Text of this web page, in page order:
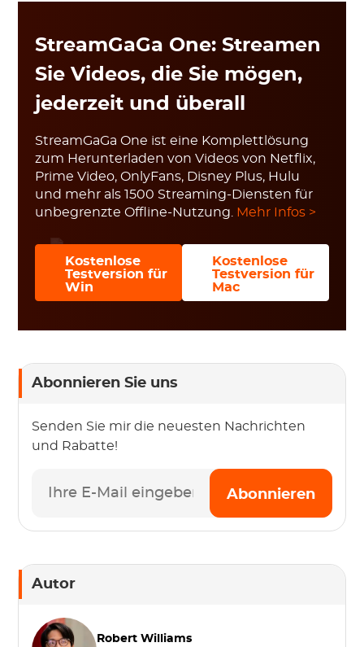
StreamGaGa One: Streamen
Sie Videos, die Sie mögen,
jederzeit und überall
StreamGaGa One ist eine Komplettlösung
zum Herunterladen von Videos von Netflix,
Prime Video, OnlyFans, Disney Plus, Hulu
und mehr als 1500 Streaming-Diensten für
unbegrenzte Offline-Nutzung.
Mehr Infos >
Kostenlose
Testversion für
Win
Kostenlose
Testversion für
Mac
Abonnieren Sie uns
Senden Sie mir die neuesten Nachrichten
und Rabatte!
Abonnieren
Autor
Robert Williams